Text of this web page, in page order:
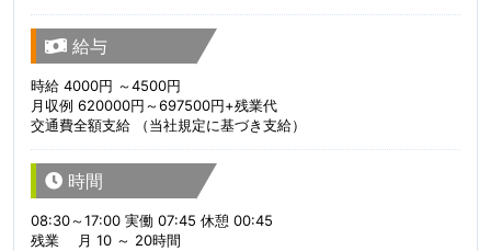
給与
時給 4000円 ～4500円
月収例 620000円～697500円+残業代
交通費全額支給 （当社規定に基づき支給）
時間
08:30～17:00 実働 07:45 休憩 00:45
残業 月 10 ～ 20時間